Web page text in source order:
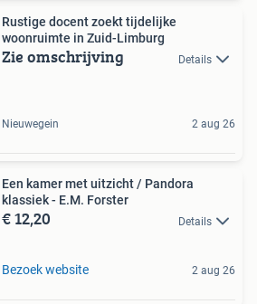
Rustige docent zoekt tijdelijke
woonruimte in Zuid-Limburg
Zie omschrijving Details
Nieuwegein 2 aug 26
Een kamer met uitzicht / Pandora
klassiek - E.M. Forster
€ 12,20 Details
Bezoek website 2 aug 26